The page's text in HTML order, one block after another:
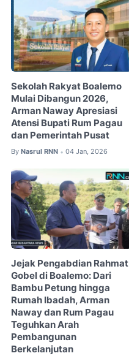
Sekolah Rakyat Boalemo
Mulai Dibangun 2026,
Arman Naway Apresiasi
Atensi Bupati Rum Pagau
dan Pemerintah Pusat
By Nasrul RNN • 04 Jan, 2026
Jejak Pengabdian Rahmat
Gobel di Boalemo: Dari
Bambu Petung hingga
Rumah Ibadah, Arman
Naway dan Rum Pagau
Teguhkan Arah
Pembangunan
Berkelanjutan